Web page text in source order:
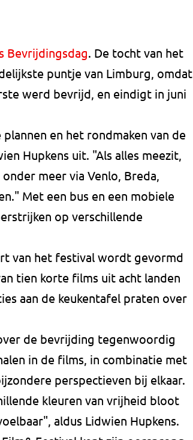
Bevrijdingsdag. De tocht van het
puntje van Limburg, omdat
werd bevrijd, en eindigt in juni
en het rondmaken van de
Hupkens uit. "Als alles meezit,
meer via Venlo, Breda,
Met een bus en een mobiele
op verschillende
van het festival wordt gevormd
tien korte films uit acht landen
aan de keukentafel praten over
de bevrijding tegenwoordig
in de films, in combinatie met
perspectieven bij elkaar.
kleuren van vrijheid bloot
aldus Lidwien Hupkens.